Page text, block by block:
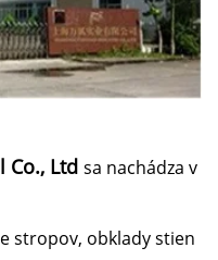
Co., Ltd sa nachádza v
stropov, obklady stien